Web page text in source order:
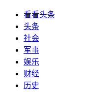
看看头条
头条
社会
军事
娱乐
财经
历史